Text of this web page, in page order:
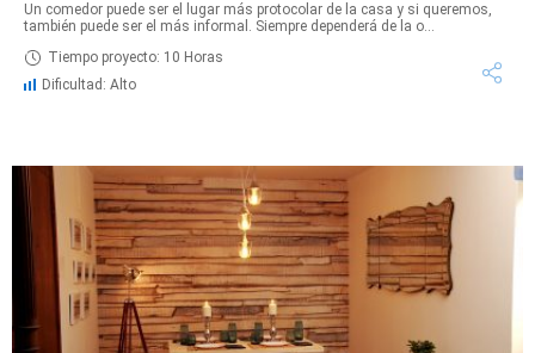
Un comedor puede ser el lugar más protocolar de la casa y si queremos,
también puede ser el más informal. Siempre dependerá de la o...
Tiempo proyecto: 10 Horas
Dificultad: Alto